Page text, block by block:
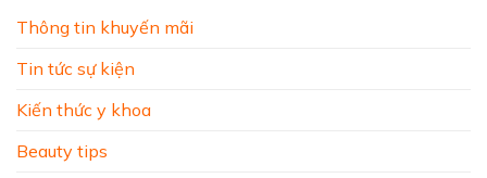
Thông tin khuyến mãi
Tin tức sự kiện
Kiến thức y khoa
Beauty tips